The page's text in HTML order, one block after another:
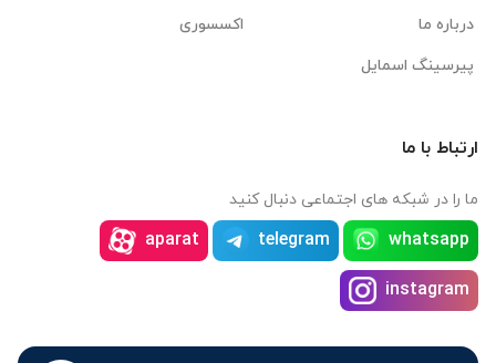
درباره ما
پیرسینگ اسمایل
اکسسوری
ارتباط با ما
ما را در شبکه های اجتماعی دنبال کنید
whatsapp
telegram
aparat
instagram